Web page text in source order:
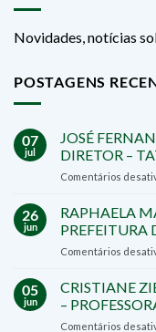
Novidades, notícias
POSTAGENS
07
jul
JOSÉ
DIRETOR –
Comentários
26
jun
RAPHAELA
PREFEITURA
Comentários
05
jun
CRISTIANE
–
Comentários